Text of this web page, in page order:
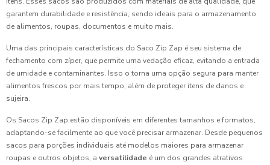
garantem durabilidade e resistência, sendo ideais para o armazenamento
de alimentos, roupas, documentos e muito mais.
Uma das principais características do Saco Zip Zap é seu sistema de
fechamento com zíper, que permite uma vedação eficaz, evitando a entrada
de umidade e contaminantes. Isso o torna uma opção segura para manter
alimentos frescos por mais tempo, além de proteger itens de danos e
sujeira.
Os Sacos Zip Zap estão disponíveis em diferentes tamanhos e formatos,
adaptando-se facilmente ao que você precisar armazenar. Desde pequenos
sacos para porções individuais até modelos maiores para armazenar
roupas e outros objetos, a versatilidade é um dos grandes atrativos